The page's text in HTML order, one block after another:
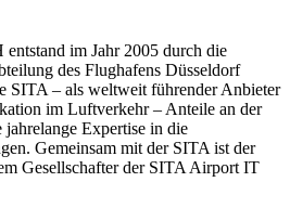
im Jahr 2005 durch die
des Flughafens Düsseldorf
SITA – als weltweit führender Anbieter
im Luftverkehr – Anteile an der
jahrelange Expertise in die
Gemeinsam mit der SITA ist der
Gesellschafter der SITA Airport IT